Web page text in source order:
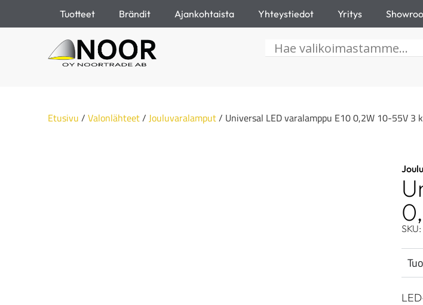
Tuotteet Brändit Ajankohtaista Yhteystiedot Yritys
Etusivu / Valonlähteet/ Jouluvaralamput/ Universal LED varalamppu E10 0,2W 10-55V 3